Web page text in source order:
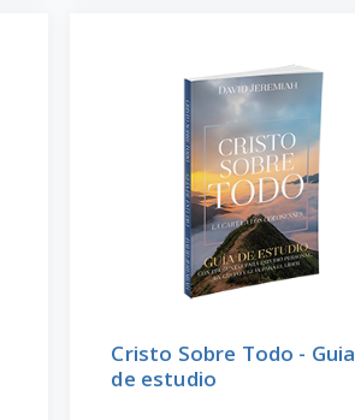
Cristo Sobre Todo - Guia
de estudio